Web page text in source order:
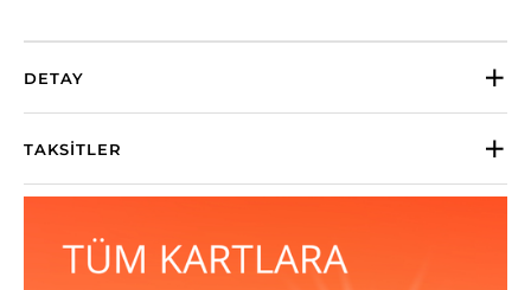
DETAY
TAKSITLER